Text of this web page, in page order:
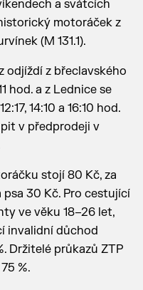
a svátcích
motoráček z
(M 131.1).
z břeclavského
hod. a z Lednice se
14:10 a 16:10 hod.
v předprodeji v
stojí 80 Kč, za
30 Kč. Pro cestující
ve věku 18–26 let,
invalidní důchod
Držitelé průkazů ZTP
%.